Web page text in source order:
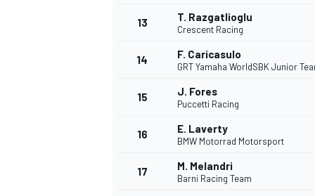
13 T. Razgatlioglu
Crescent Racing
14 F. Caricasulo
GRT Yamaha WorldSBK Junior
15 J. Fores
Puccetti Racing
16 E. Laverty
BMW Motorrad Motorsport
17 M. Melandri
Barni Racing Team